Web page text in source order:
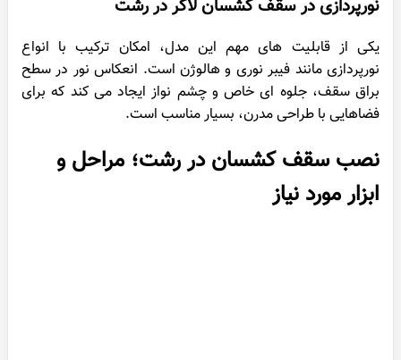
نورپردازی در سقف کشسان لاکر در رشت
یکی از قابلیت های مهم این مدل، امکان ترکیب با انواع
نورپردازی مانند فیبر نوری و هالوژن است. انعکاس نور در سطح
براق سقف، جلوه ای خاص و چشم نواز ایجاد می کند که برای
فضاهایی با طراحی مدرن، بسیار مناسب است.
نصب سقف کشسان در رشت؛ مراحل و
ابزار مورد نیاز